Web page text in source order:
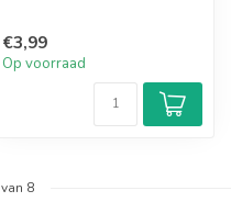
€3,99
Op voorraad
van 8